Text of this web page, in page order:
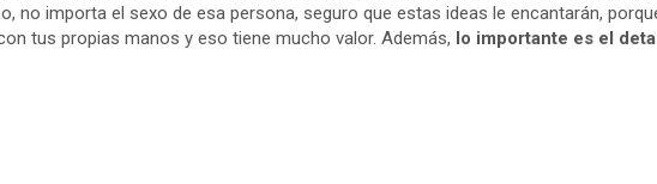
no importa el sexo de esa persona, seguro que estas ideas le encantarán,
tus propias manos y eso tiene mucho valor. Además, lo importante es el